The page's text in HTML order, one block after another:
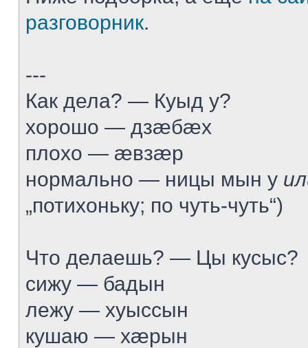
разговорник.
---
Как дела? — Куыд у?
хорошо — дзæбæх
плохо — æвзæр
нормально — ницы мын у
„потихоньку; по чуть-чуть“)
Что делаешь? — Цы кусыс?
сижу — бадын
лежу — хуыссын
кушаю — хæрын